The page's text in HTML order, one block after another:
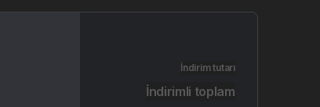
İndirim tutarı
İndirimli toplam